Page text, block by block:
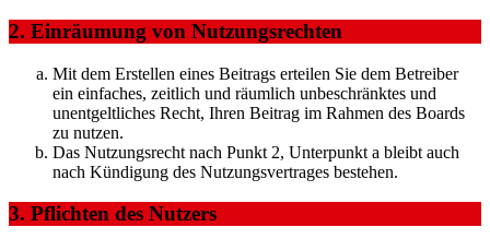
2. Einräumung von Nutzungsrechten
Mit dem Erstellen eines Beitrags erteilen Sie dem Betreiber
ein einfaches, zeitlich und räumlich unbeschränktes und
unentgeltliches Recht, Ihren Beitrag im Rahmen des Boards
zu nutzen.
Das Nutzungsrecht nach Punkt 2, Unterpunkt a bleibt auch
nach Kündigung des Nutzungsvertrages bestehen.
3. Pflichten des Nutzers